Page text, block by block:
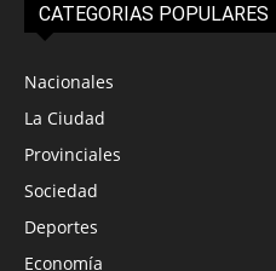
CATEGORIAS POPULARES
Nacionales
La Ciudad
Provinciales
Sociedad
Deportes
Economía